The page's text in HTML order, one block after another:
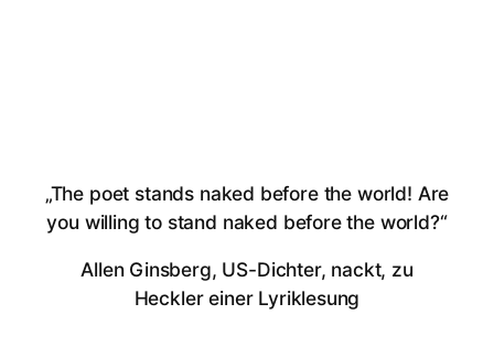
„The poet stands naked before the world! Are
you willing to stand naked before the world?“
Allen Ginsberg, US-Dichter, nackt, zu
Heckler einer Lyriklesung